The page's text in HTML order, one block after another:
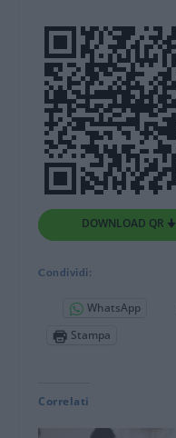
DOWNLOAD QR 🠋
Condividi:
WhatsApp
Stampa
Correlati